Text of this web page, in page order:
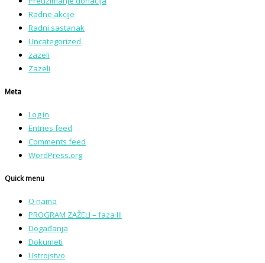
Radne akcije
Radni sastanak
Uncategorized
zazeli
Zazeli
Meta
Log in
Entries feed
Comments feed
WordPress.org
Quick menu
O nama
PROGRAM ZAŽELI – faza III
Događanja
Dokumeti
Ustrojstvo